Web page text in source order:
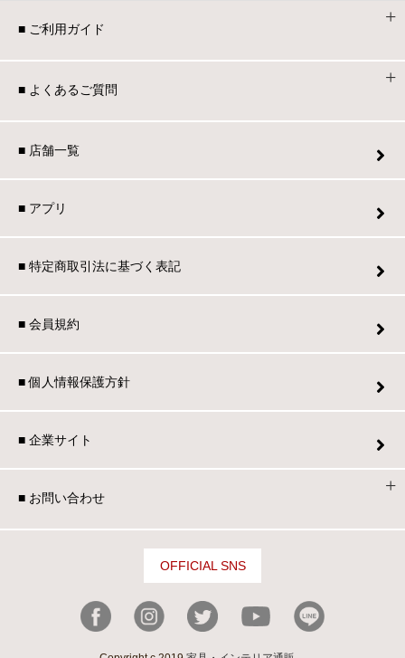
■ ご利用ガイド
■ よくあるご質問
■ 店舗一覧
■ アプリ
■ 特定商取引法に基づく表記
■ 会員規約
■ 個人情報保護方針
■ 企業サイト
■ お問い合わせ
OFFICIAL SNS